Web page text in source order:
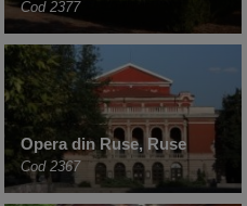
Cod 2377
Opera din Ruse, Ruse
Cod 2367